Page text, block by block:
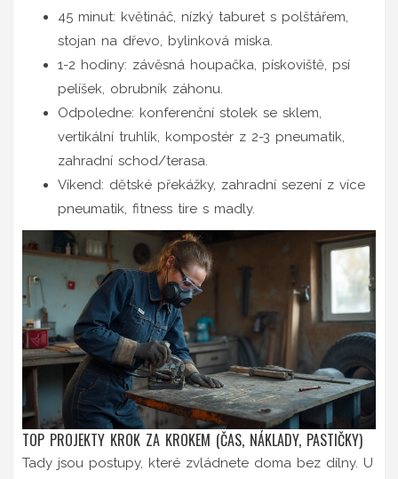
45 minut: květináč, nízký taburet s polštářem,
stojan na dřevo, bylinková miska.
1-2 hodiny: závěsná houpačka, pískoviště, psí
pelíšek, obrubník záhonu.
Odpoledne: konferenční stolek se sklem,
vertikální truhlík, kompostér z 2-3 pneumatik,
zahradní schod/terasa.
Víkend: dětské překážky, zahradní sezení z více
pneumatik, fitness tire s madly.
TOP PROJEKTY KROK ZA KROKEM (ČAS, NÁKLADY, PASTIČKY)
Tady jsou postupy, které zvládnete doma bez dílny. U